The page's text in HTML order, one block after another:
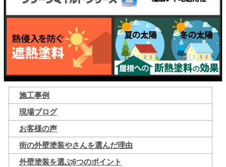
施工事例
現場ブログ
お客様の声
街の外壁塗装やさんを選んだ理由
外壁塗装を選ぶ6つのポイント